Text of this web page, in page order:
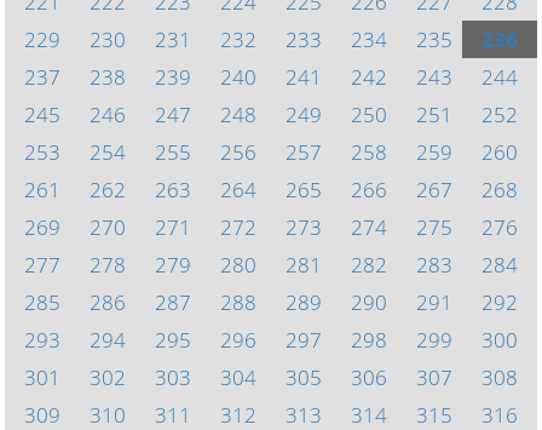
229
230 231 232 233 234 235
236
237
238 239 240 241 242 243
244
245
246 247 248 249 250 251
252
253
254 255 256 257 258 259
260
261
262 263 264 265 266 267
268
269
270 271 272 273 274 275
276
277
278 279 280 281 282 283
284
285
286 287 288 289 290 291
292
293
294 295 296 297 298 299
300
301
302 303 304 305 306 307
308
309
310 311 312 313 314 315
316